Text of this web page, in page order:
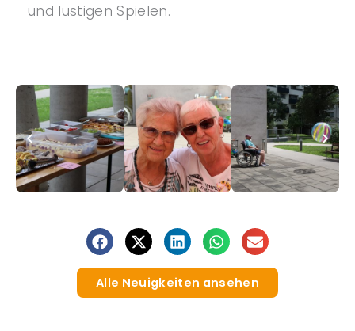
und lustigen Spielen.
Alle Neuigkeiten ansehen